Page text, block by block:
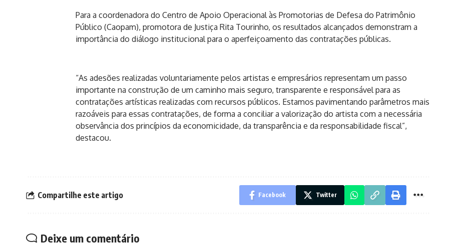
Para a coordenadora do Centro de Apoio Operacional às Promotorias de Defesa do Patrimônio
Público (Caopam), promotora de Justiça Rita Tourinho, os resultados alcançados demonstram a
importância do diálogo institucional para o aperfeiçoamento das contratações públicas.
“As adesões realizadas voluntariamente pelos artistas e empresários representam um passo
importante na construção de um caminho mais seguro, transparente e responsável para as
contratações artísticas realizadas com recursos públicos. Estamos pavimentando parâmetros mais
razoáveis para essas contratações, de forma a conciliar a valorização do artista com a necessária
observância dos princípios da economicidade, da transparência e da responsabilidade fiscal”,
destacou.
Compartilhe este artigo Facebook Twitter
Deixe um comentário